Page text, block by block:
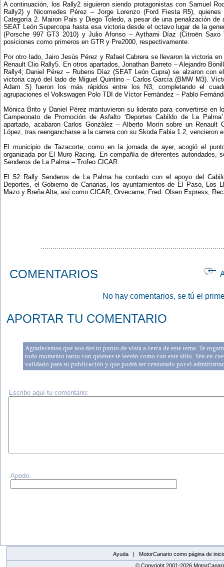
A continuación, los Rally2 siguieron siendo protagonistas con Samuel
Rally2) y Nicomedes Pérez – Jorge Lorenzo (Ford Fiesta R5),
Categoría 2. Mairon Pais y Diego Toledo, a pesar de una penalización
SEAT León Supercopa hasta esa victoria desde el octavo lugar de la
(Porsche 997 GT3 2010) y Julio Afonso – Aythami Díaz (Citroën Saxo
posiciones como primeros en GTR y Pre2000, respectivamente.
Por otro lado, Jairo Jesús Pérez y Rafael Cabrera se llevaron la victoria
Renault Clio Rally5. En otros apartados, Jonathan Barreto – Alejandro
Rally4; Daniel Pérez – Rubens Díaz (SEAT León Cupra) se alzaron con
victoria cayó del lado de Miguel Quintino – Carlos García (BMW M3).
Adam S) fueron los más rápidos entre los N3, completando el
agrupaciones el Volkswagen Polo TDI de Víctor Fernández – Pablo
Mónica Brito y Daniel Pérez mantuvieron su liderato para convertirse en
Campeonato de Promoción de Asfalto ‘Deportes Cabildo de La
apartado, acabaron Carlos González – Alberto Morín sobre un Renault
López, tras reengancharse a la carrera con su Skoda Fabia 1.2, vencieron
El municipio de Tazacorte, como en la jornada de ayer, acogió el
organizada por El Muro Racing. En compañía de diferentes autoridades,
Senderos de La Palma – Trofeo CICAR.
El 52 Rally Senderos de La Palma ha contado con el apoyo del
Deportes, el Gobierno de Canarias, los ayuntamientos de El Paso, Los
Mazo y Breña Alta, así como CICAR, Orvecame, Fred. Olsen Express,
COMENTARIOS
No hay comentarios, se tú el
APORTAR TU COMENTARIO
Agradecemos que nos des tu punto de vista a cerca de este tema. Te
todo momento tanto con quienes te leerán como con este sitio. Ten en
validado para su publicación y que podrá ser censurado por el
Escribe aquí tu comentario:
Apodo:
Ayuda |
MotorCanario como página de
© Copyright 2001-2026